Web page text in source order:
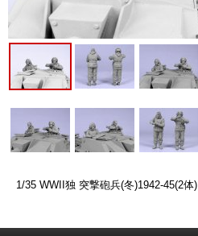
1/35 WWII独 突撃砲兵(冬)1942-45(2体)